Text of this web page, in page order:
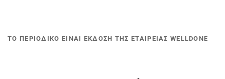
ΤΟ ΠΕΡΙΟΔΙΚΟ ΕΙΝΑΙ ΕΚΔΟΣΗ ΤΗΣ ΕΤΑΙΡΕΙΑΣ WELLDONE